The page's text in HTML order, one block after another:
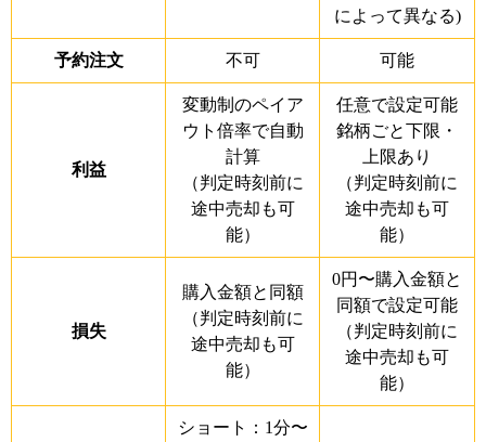
によって異なる)
予約注文 不可 可能
利益
変動制のペイア
ウト倍率で自動
計算
（判定時刻前に
途中売却も可
能）
任意で設定可能
銘柄ごと下限・
上限あり
（判定時刻前に
途中売却も可
能）
損失
購入金額と同額
（判定時刻前に
途中売却も可
能）
0円〜購入金額と
同額で設定可能
（判定時刻前に
途中売却も可
能）
ショート： 1分〜